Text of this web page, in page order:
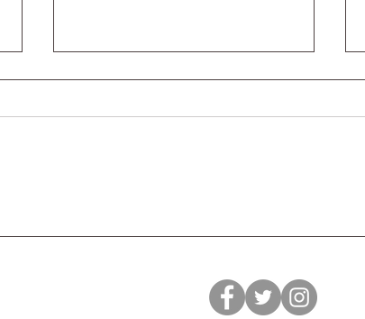
2026年9月4日(金)和佐シネ
『NO ハンブルク NO ビート